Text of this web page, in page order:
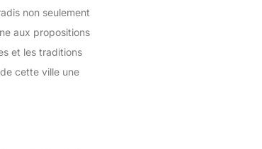
non seulement
aux propositions
et les traditions
cette ville une